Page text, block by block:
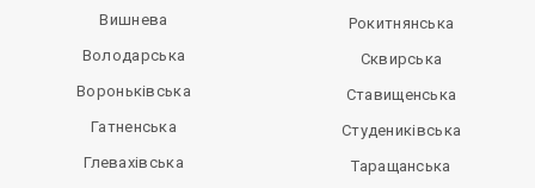
Вишнева
Володарська
Вороньківська
Гатненська
Глевахівська
Рокитнянська
Сквирська
Ставищенська
Студениківська
Таращанська